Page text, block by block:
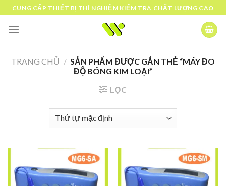
Skip
to
content
CUNG CẤP THIẾT BỊ THÍ NGHIỆM KIỂM TRA CHẤT LƯỢNG CAO
TRANG CHỦ / SẢN PHẨM ĐƯỢC GẮN THẺ “MÁY ĐO
ĐỘ BÓNG KIM LOẠI”
LỌC